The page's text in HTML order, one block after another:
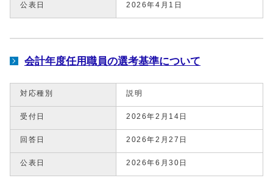
公表日 2026年4月1日
会計年度任用職員の選考基準について
対応種別 説明
受付日 2026年2月14日
回答日 2026年2月27日
公表日 2026年6月30日